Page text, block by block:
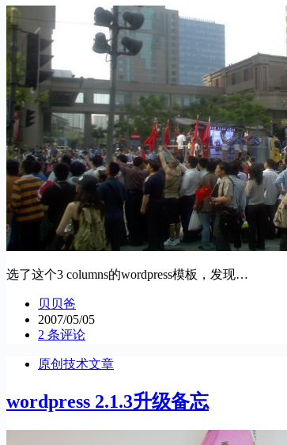
选了这个3 columns的wordpress模板，发现…
贝贝爸
2007/05/05
2 条评论
原创技术文章
wordpress 2.1.3升级备忘